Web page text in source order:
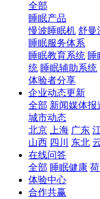
全部
睡眠产品
慢波睡眠机 舒曼
睡眠服务体系
睡眠教育系统 睡
统 睡眠辅助系统
体验者分享
企业动态更新
全部 新闻媒体报
城市动态
北京
上海 广东
山西 四川 东北
在线问答
全部 睡眠健康
体验中心
合作共赢